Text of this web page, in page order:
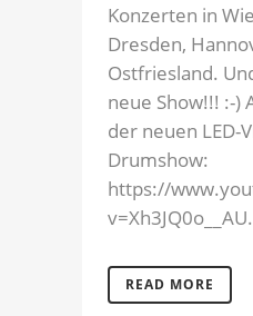
Konzerten in
Dresden,
Ostfriesland.
neue Show!!! :-)
der neuen LED-
Drumshow:
https://
READ MORE